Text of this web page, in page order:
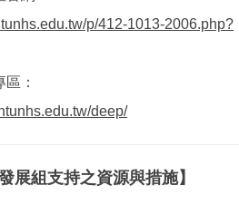
p/412-1013-2006.php?
：
deep/
展組支持之資源與措施】